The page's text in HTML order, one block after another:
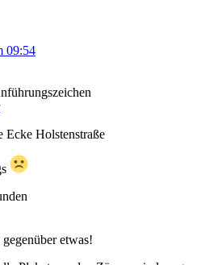
09:54
Ecke Holstenstraße
etwas!